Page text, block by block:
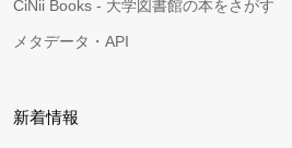
CiNii Books - 大学図書館の本をさがす
メタデータ・API
新着情報